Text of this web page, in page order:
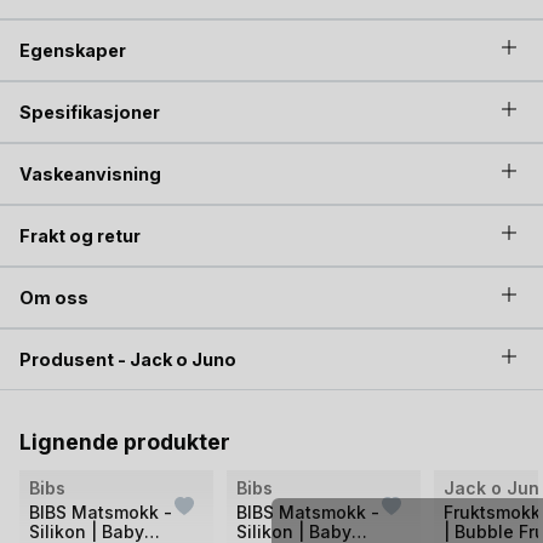
Egenskaper
Spesifikasjoner
Vaskeanvisning
Frakt og retur
Om oss
Produsent - Jack o Juno
Lignende produkter
Bilde
Bibs
BIBS Matsmokk -
Silikon | Baby
Bilde
Bibs
BIBS Matsmokk -
Silikon | Baby
Jack o
| Bubble